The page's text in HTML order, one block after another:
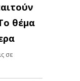
θέμα
σε